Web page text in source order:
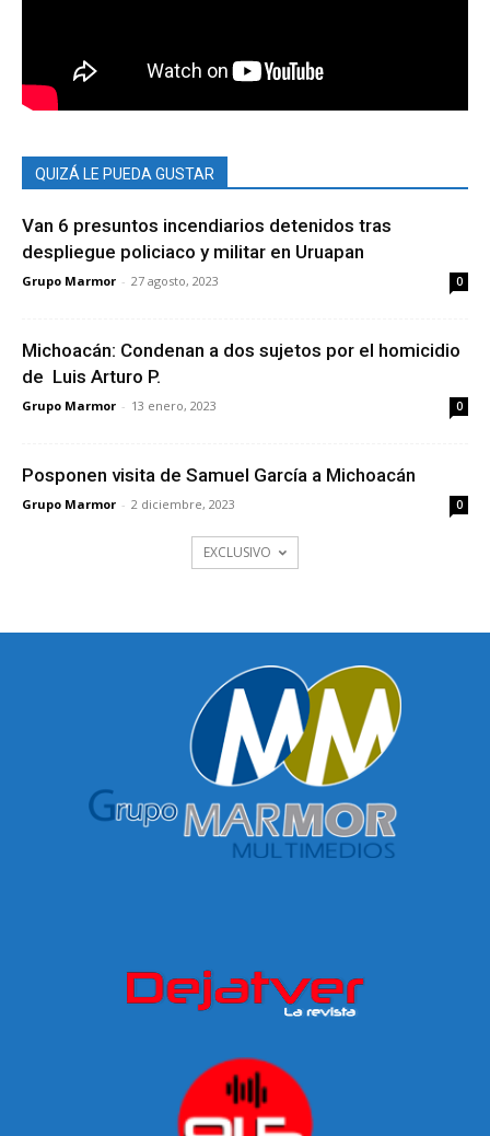
QUIZÁ LE PUEDA GUSTAR
Van 6 presuntos incendiarios detenidos tras
despliegue policiaco y militar en Uruapan
Grupo Marmor - 27 agosto, 2023 0
Michoacán: Condenan a dos sujetos por el homicidio
de Luis Arturo P.
Grupo Marmor - 13 enero, 2023 0
Posponen visita de Samuel García a Michoacán
Grupo Marmor - 2 diciembre, 2023 0
EXCLUSIVO